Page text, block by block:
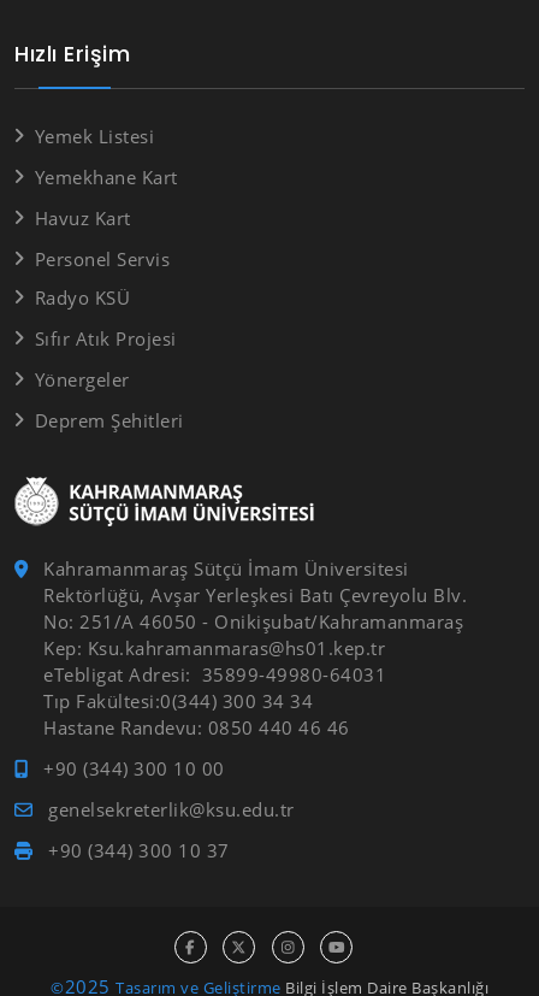
Kahramanmaraş Sütçü İmam Üniversitesi
Rektörlüğü, Avşar Yerleşkesi Batı Çevreyolu Blv.
No: 251/A 46050 - Onikişubat/Kahramanmaraş
Kep: Ksu.kahramanmaras@hs01.kep.tr
eTebligat Adresi: 35899-49980-64031
Tıp Fakültesi:0(344) 300 34 34
Hastane Randevu: 0850 440 46 46
+90 (344) 300 10 00
genelsekreterlik@ksu.edu.tr
+90 (344) 300 10 37
Hızlı Erişim
Yemek Listesi
Yemekhane Kart
Havuz Kart
Personel Servis
Radyo KSÜ
Sıfır Atık Projesi
Yönergeler
Deprem Şehitleri
©2025 Tasarım ve Geliştirme Bilgi İşlem Daire Başkanlığı